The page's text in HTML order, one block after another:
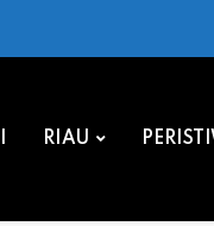
RIAU